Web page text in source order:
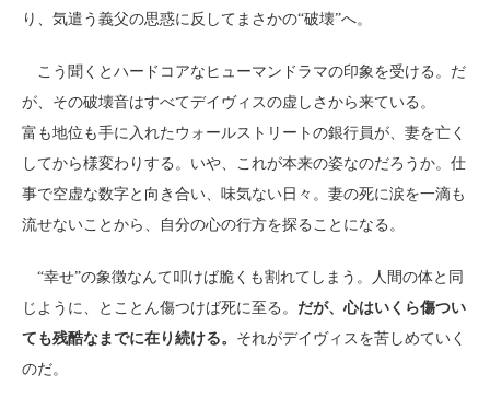
り、気遣う義父の思惑に反してまさかの“破壊”へ。
こう聞くとハードコアなヒューマンドラマの印象を受ける。だ
が、その破壊音はすべてデイヴィスの虚しさから来ている。
富も地位も手に入れたウォールストリートの銀行員が、妻を亡く
してから様変わりする。いや、これが本来の姿なのだろうか。仕
事で空虚な数字と向き合い、味気ない日々。妻の死に涙を一滴も
流せないことから、自分の心の行方を探ることになる。
“幸せ”の象徴なんて叩けば脆くも割れてしまう。人間の体と同
じように、とことん傷つけば死に至る。 だが、心はいくら傷つい
ても残酷なまでに在り続ける。 それがデイヴィスを苦しめていく
のだ。